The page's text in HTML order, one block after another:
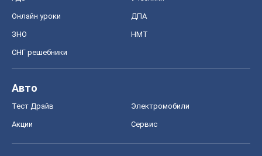
Онлайн уроки ДПА
ЗНО НМТ
СНГ решебники
Авто
Тест Драйв Электромобили
Акции Сервис